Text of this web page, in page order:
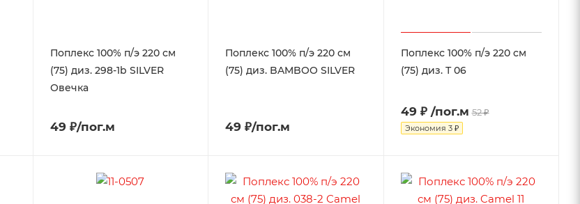
Поплекс 100% п/э 220 см
(75) диз. 298-1b SILVER
Овечка
49 ₽/пог.м
Поплекс 100% п/э 220 см
(75) диз. BAMBOO SILVER
49 ₽/пог.м
Поплекс 100% п/э 220 см
(75) диз. Т 06
49 ₽ /пог.м 52 ₽
Экономия 3 ₽